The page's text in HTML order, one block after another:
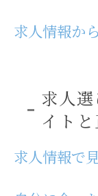
求人情報か
求人
イト
求人情報で